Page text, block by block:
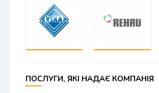
ПОСЛУГИ, ЯКІ НАДАЄ КОМПАНІЯ